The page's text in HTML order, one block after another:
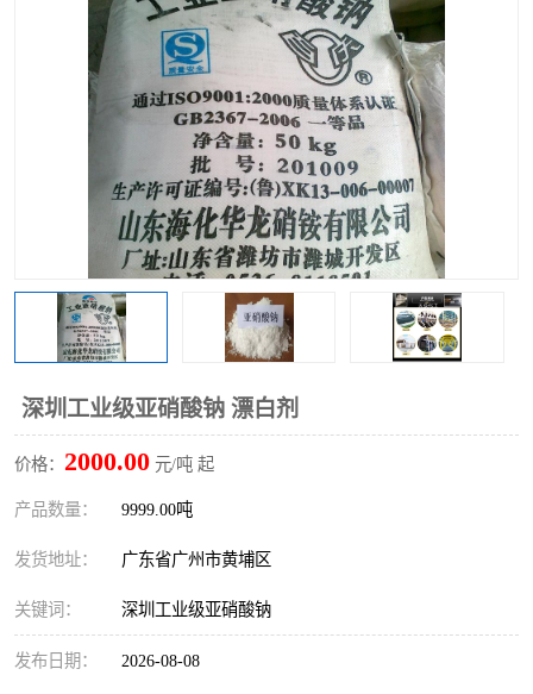
深圳工业级亚硝酸钠 漂白剂
价格： 2000.00 元/吨 起
产品数量： 9999.00吨
发货地址： 广东省广州市黄埔区
关键词： 深圳工业级亚硝酸钠
发布日期： 2026-08-08
聚丙烯酰胺 一水柠檬酸
磷酸氢二钠 葡萄糖酸钠
磷酸二氢钾
磷酸氢二钾 三聚磷酸钠
工业白糖
过硫酸钠
尿素 碳酸氢钠
聚合硫酸铁 磷酸二氢钠
大苏打